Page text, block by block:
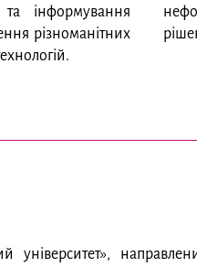
інформування
різноманітних
.
університет»,